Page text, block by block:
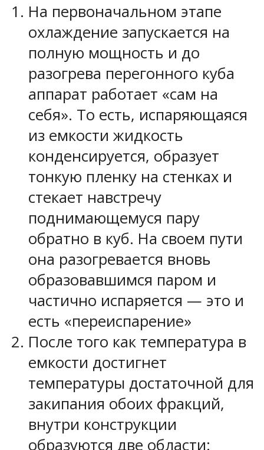
На первоначальном этапе
охлаждение запускается на
полную мощность и до
разогрева перегонного куба
аппарат работает «сам на
себя». То есть, испаряющаяся
из емкости жидкость
конденсируется, образует
тонкую пленку на стенках и
стекает навстречу
поднимающемуся пару
обратно в куб. На своем пути
она разогревается вновь
образовавшимся паром и
частично испаряется — это и
есть «переиспарение»
После того как температура в
емкости достигнет
температуры достаточной для
закипания обоих фракций,
внутри конструкции
образуются две области: